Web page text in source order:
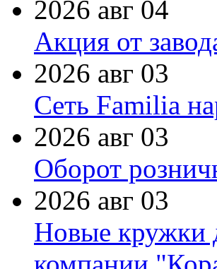
2026 авг 04
Акция от
2026 авг 03
Сеть Familia
2026 авг 03
Оборот
2026 авг 03
Новые кружки